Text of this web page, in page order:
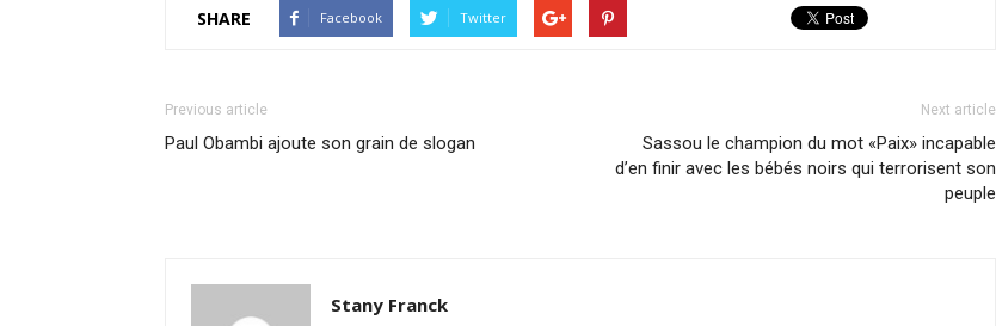
SHARE Facebook Twitter
Previous article
Paul Obambi ajoute son grain de slogan
Next article
Sassou le champion du mot «Paix» incapable
d’en finir avec les bébés noirs qui terrorisent son
peuple
Stany Franck